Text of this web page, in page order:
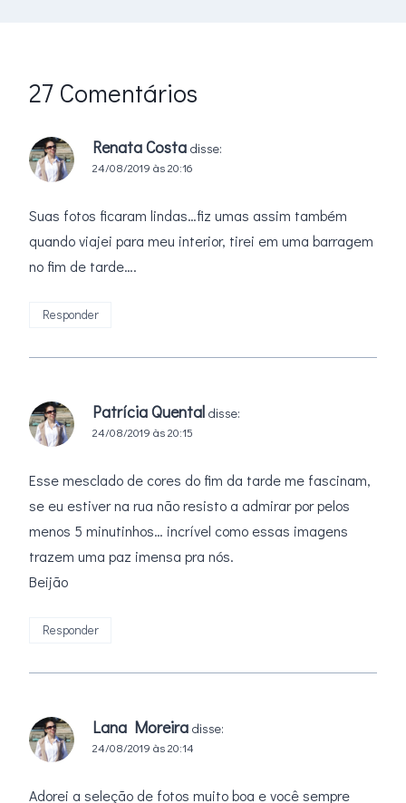
27 Comentários
Renata Costa disse:
24/08/2019 às 20:16
Suas fotos ficaram lindas…fiz umas assim também
quando viajei para meu interior, tirei em uma barragem
no fim de tarde….
Responder
Patrícia Quental disse:
24/08/2019 às 20:15
Esse mesclado de cores do fim da tarde me fascinam,
se eu estiver na rua não resisto a admirar por pelos
menos 5 minutinhos… incrível como essas imagens
trazem uma paz imensa pra nós.
Beijão
Responder
Lana Moreira disse:
24/08/2019 às 20:14
Adorei a seleção de fotos muito boa e você sempre